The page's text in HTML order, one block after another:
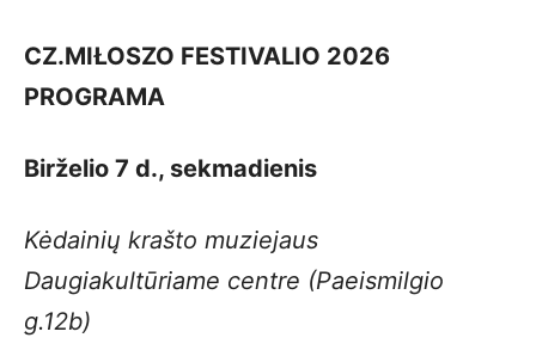
CZ.MIŁOSZO FESTIVALIO 2026
PROGRAMA
Birželio 7 d., sekmadienis
Kėdainių krašto muziejaus
Daugiakultūriame centre (Paeismilgio
g.12b)